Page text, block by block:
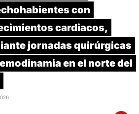
con
cardiacos,
jornadas quirúrgicas
en el norte del